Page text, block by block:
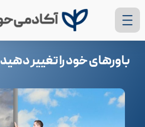
باورهای خود را تغییر دهید